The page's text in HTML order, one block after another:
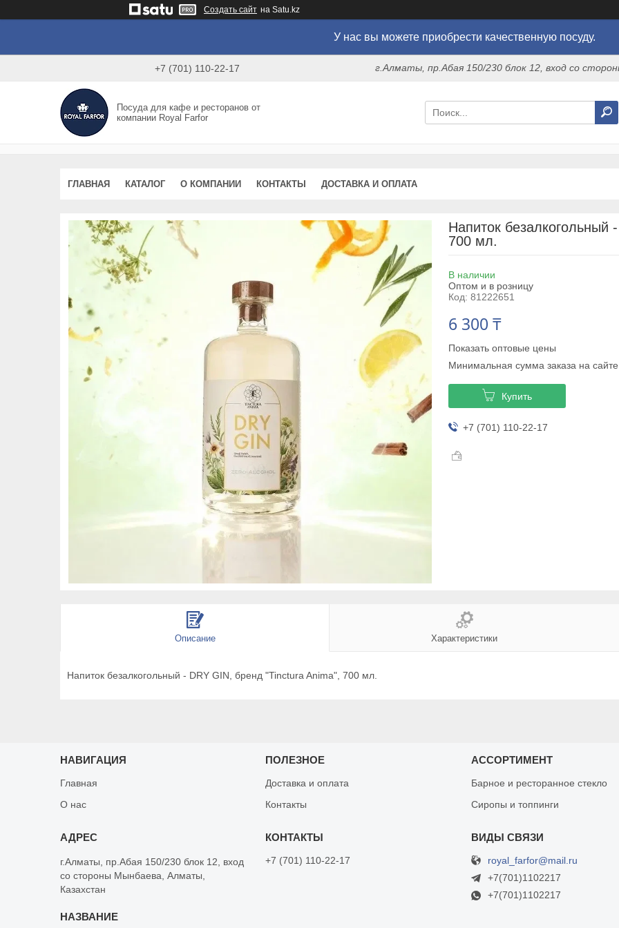
Создать сайт на Satu.kz
У нас вы можете приобрести качественную посуду.
+7 (701) 110-22-17 г.Алматы, пр.Абая 150/230 блок 12, вход со
Посуда для кафе и ресторанов от
компании Royal Farfor
ГЛАВНАЯ КАТАЛОГ О КОМПАНИИ КОНТАКТЫ ДОСТАВКА И ОПЛАТА
Напиток безалкогольный
700 мл.
В наличии
Оптом и в розницу
Код: 81222651
6 300 ₸
Показать оптовые цены
Минимальная сумма заказа на
Купить
+7 (701) 110-22-17
Описание Характеристики
Напиток безалкогольный - DRY GIN, бренд "Tinctura Anima", 700 мл.
НАВИГАЦИЯ
Главная
О нас
ПОЛЕЗНОЕ
Доставка и оплата
Контакты
АССОРТИМЕНТ
Барное и ресторанное стекло
Сиропы и топпинги
г.Алматы, пр.Абая 150/230 блок 12, вход
со стороны Мынбаева, Алматы,
Казахстан
+7 (701) 110-22-17
royal_farfor@mail.ru
+7(701)1102217
+7(701)1102217